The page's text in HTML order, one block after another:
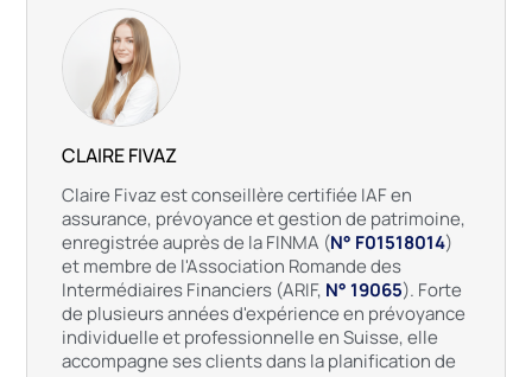
CLAIRE FIVAZ
Claire Fivaz est conseillère certifiée IAF en
assurance, prévoyance et gestion de patrimoine,
enregistrée auprès de la FINMA (N° F01518014)
et membre de l'Association Romande des
Intermédiaires Financiers (ARIF, N° 19065). Forte
de plusieurs années d'expérience en prévoyance
individuelle et professionnelle en Suisse, elle
accompagne ses clients dans la planification de